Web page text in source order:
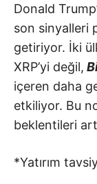
Donald
son sinyalleri
getiriyor. İki
XRP’yi değil,
içeren daha
etkiliyor. Bu
beklentileri
*Yatırım